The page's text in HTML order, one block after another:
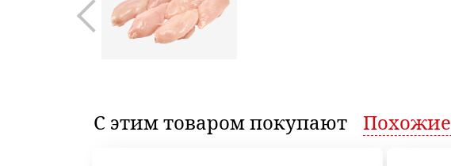
С этим товаромпокупают Похожие